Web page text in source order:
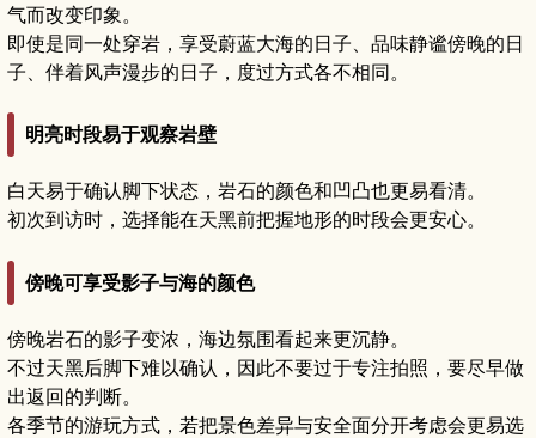
气而改变印象。
即使是同一处穿岩，享受蔚蓝大海的日子、品味静谧傍晚的日
子、伴着风声漫步的日子，度过方式各不相同。
明亮时段易于观察岩壁
白天易于确认脚下状态，岩石的颜色和凹凸也更易看清。
初次到访时，选择能在天黑前把握地形的时段会更安心。
傍晚可享受影子与海的颜色
傍晚岩石的影子变浓，海边氛围看起来更沉静。
不过天黑后脚下难以确认，因此不要过于专注拍照，要尽早做
出返回的判断。
各季节的游玩方式，若把景色差异与安全面分开考虑会更易选